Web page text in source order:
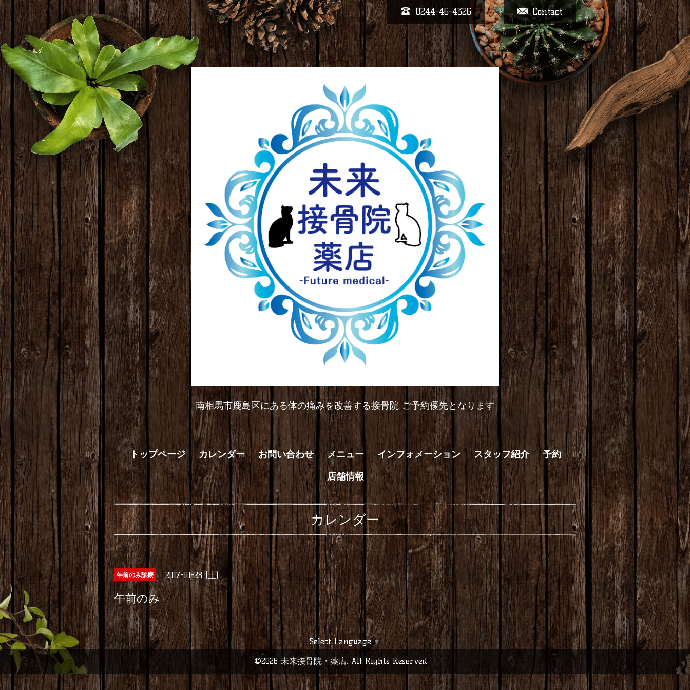
Contact
0244-46-4326
南相馬市鹿島区にある体の痛みを改善する接骨院 ご予約優先となります
トップページ カレンダー お問い合わせ メニュー インフォメーション スタッフ紹介
予約
店舗情報
カレンダー
午前のみ診療 2017-10-28 (土)
午前のみ
Select Language▼
©2026 未来接骨院・薬店. All Rights Reserved.